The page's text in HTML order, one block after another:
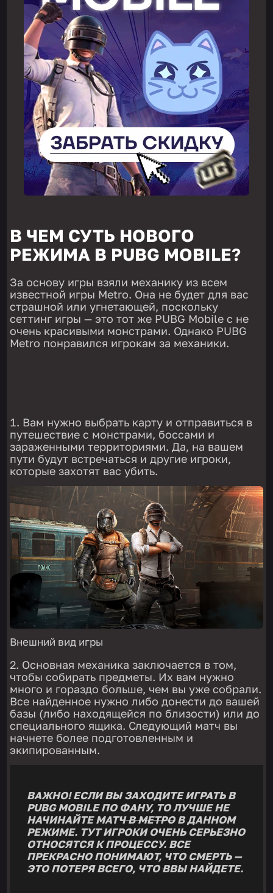
В ЧЕМ СУТЬ НОВОГО
РЕЖИМА В PUBG MOBILE?
За основу игры взяли механику из всем
известной игры Metro. Она не будет для вас
страшной или угнетающей, поскольку
сеттинг игры — это тот же PUBG Mobile с не
очень красивыми монстрами. Однако PUBG
Metro понравился игрокам за механики.
Вам нужно выбрать карту и отправиться в
путешествие с монстрами, боссами и
зараженными территориями. Да, на вашем
пути будут встречаться и другие игроки,
которые захотят вас убить.
Внешний вид игры
Основная механика заключается в том,
чтобы собирать предметы. Их вам нужно
много и гораздо больше, чем вы уже собрали.
Все найденное нужно либо донести до вашей
базы (либо находящейся по близости) или до
специального ящика. Следующий матч вы
начнете более подготовленным и
экипированным.
ВАЖНО! ЕСЛИ ВЫ ЗАХОДИТЕ ИГРАТЬ В
PUBG MOBILE ПО ФАНУ, ТО ЛУЧШЕ НЕ
НАЧИНАЙТЕ МАТЧВ МЕТРОВ ДАННОМ
РЕЖИМЕ. ТУТ ИГРОКИ ОЧЕНЬ СЕРЬЕЗНО
ОТНОСЯТСЯ К ПРОЦЕССУ. ВСЕ
ПРЕКРАСНО ПОНИМАЮТ, ЧТО СМЕРТЬ —
ЭТО ПОТЕРЯ ВСЕГО, ЧТОВВЫ НАЙДЕТЕ.